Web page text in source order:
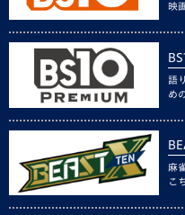
映
語
め
麻
こ